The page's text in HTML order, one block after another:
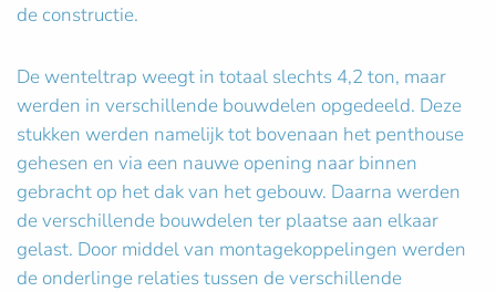
de constructie.
De wenteltrap weegt in totaal slechts 4,2 ton, maar
werden in verschillende bouwdelen opgedeeld. Deze
stukken werden namelijk tot bovenaan het penthouse
gehesen en via een nauwe opening naar binnen
gebracht op het dak van het gebouw. Daarna werden
de verschillende bouwdelen ter plaatse aan elkaar
gelast. Door middel van montagekoppelingen werden
de onderlinge relaties tussen de verschillende